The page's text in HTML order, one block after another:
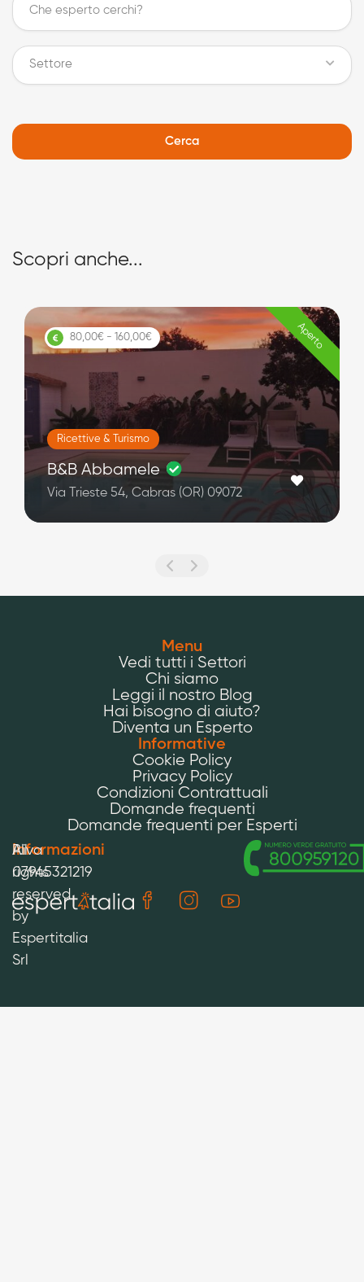
Settore
Cerca
Scopri anche...
80,00€ - 160,00€ Aperto
Ricettive & Turismo
B&B Abbamele
Via Trieste 54, Cabras (OR) 09072
Menu
Vedi tutti i Settori
Chi siamo
Leggi il nostro Blog
Hai bisogno di aiuto?
Diventa un Esperto
Informative
Cookie Policy
Privacy Policy
Condizioni Contrattuali
Domande frequenti
Domande frequenti per Esperti
Informazioni
All
rights
reserved
by
Espertitalia
Srl
P.iva
07945321219